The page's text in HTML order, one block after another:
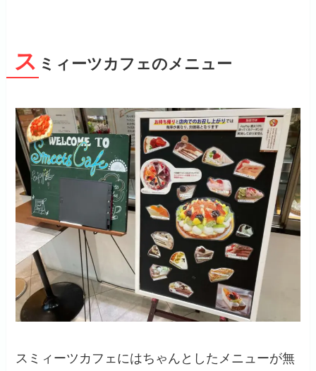
ス ミィーツカフェのメニュー
スミィーツカフェにはちゃんとしたメニューが無